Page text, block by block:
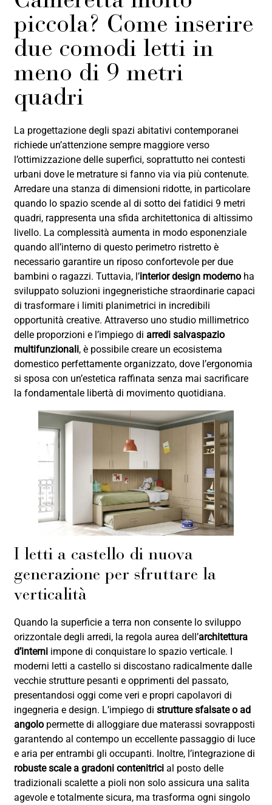
piccola? Come inserire
due comodi letti in
meno di 9 metri
quadri
La progettazione degli spazi abitativi contemporanei
richiede un’attenzione sempre maggiore verso
l’ottimizzazione delle superfici, soprattutto nei contesti
urbani dove le metrature si fanno via via più contenute.
Arredare una stanza di dimensioni ridotte, in particolare
quando lo spazio scende al di sotto dei fatidici 9 metri
quadri, rappresenta una sfida architettonica di altissimo
livello. La complessità aumenta in modo esponenziale
quando all’interno di questo perimetro ristretto è
necessario garantire un riposo confortevole per due
bambini o ragazzi. Tuttavia, l’interior design moderno ha
sviluppato soluzioni ingegneristiche straordinarie capaci
di trasformare i limiti planimetrici in incredibili
opportunità creative. Attraverso uno studio millimetrico
delle proporzioni e l’impiego diarredi salvaspazio
multifunzionali, è possibile creare un ecosistema
domestico perfettamente organizzato, dove l’ergonomia
si sposa con un’estetica raffinata senza mai sacrificare
la fondamentale libertà di movimento quotidiana.
I letti a castello di nuova
generazione per sfruttare la
verticalità
Quando la superficie a terra non consente lo sviluppo
orizzontale degli arredi, la regola aurea dell’architettura
d’interni impone di conquistare lo spazio verticale. I
moderni letti a castello si discostano radicalmente dalle
vecchie strutture pesanti e opprimenti del passato,
presentandosi oggi come veri e propri capolavori di
ingegneria e design. L’impiego distrutture sfalsate o ad
angolo permette di alloggiare due materassi sovrapposti
garantendo al contempo un eccellente passaggio di luce
e aria per entrambi gli occupanti. Inoltre, l’integrazione di
robuste scale a gradoni contenitrici al posto delle
tradizionali scalette a pioli non solo assicura una salita
agevole e totalmente sicura, ma trasforma ogni singolo